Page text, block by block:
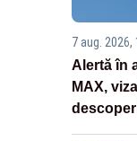
7 aug. 2026,
Alertă în
MAX,